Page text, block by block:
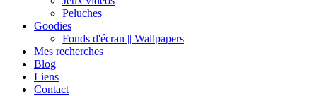
Peluches
Goodies
Fonds d'écran || Wallpapers
Mes recherches
Blog
Liens
Contact